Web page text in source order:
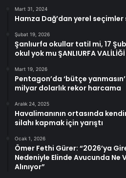
Mart 31, 2024
Hamza Dağ’dan yerel seçimler
Şubat 19, 2026
Şanlıurfa okullar tatil mi, 17
okul yok mu ŞANLIURFA
Mart 19, 2026
Pentagon’da ‘bütçe
milyar dolarlık rekor harcama
Aralık 24, 2025
Havalimanının ortasında
silahı kapmak için yarıştı
Ocak 1, 2026
Ömer Fethi Gürer: “2026’ya
Nedeniyle Elinde Avucunda Ne
Alınıyor”